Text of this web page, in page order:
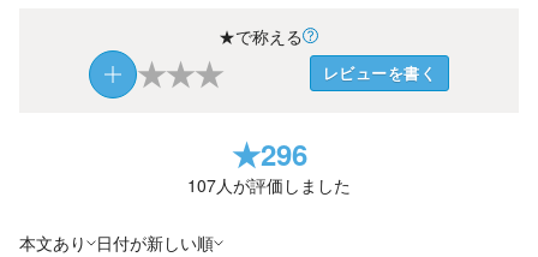
★で称える
★★★ レビューを書く
★296
107人が評価しました
本文あり 日付が新しい順